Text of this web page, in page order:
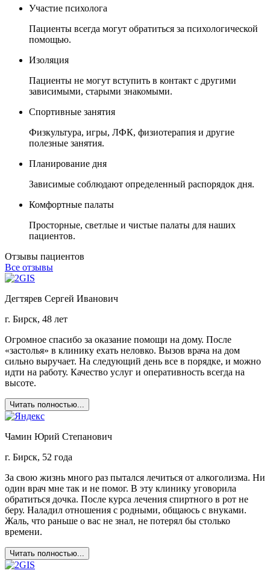
Участие психолога
Пациенты всегда могут обратиться за психологической
помощью.
Изоляция
Пациенты не могут вступить в контакт с другими
зависимыми, старыми знакомыми.
Спортивные занятия
Физкультура, игры, ЛФК, физиотерапия и другие
полезные занятия.
Планирование дня
Зависимые соблюдают определенный распорядок дня.
Комфортные палаты
Просторные, светлые и чистые палаты для наших
пациентов.
Отзывы пациентов
Все отзывы
Дегтярев Сергей Иванович
г. Бирск, 48 лет
Огромное спасибо за оказание помощи на дому. После
«застолья» в клинику ехать неловко. Вызов врача на дом
сильно выручает. На следующий день все в порядке, и можно
идти на работу. Качество услуг и оперативность всегда на
высоте.
Читать полностью...
Чамин Юрий Степанович
г. Бирск, 52 года
За свою жизнь много раз пытался лечиться от алкоголизма. Ни
один врач мне так и не помог. В эту клинику уговорила
обратиться дочка. После курса лечения спиртного в рот не
беру. Наладил отношения с родными, общаюсь с внуками.
Жаль, что раньше о вас не знал, не потерял бы столько
времени.
Читать полностью...